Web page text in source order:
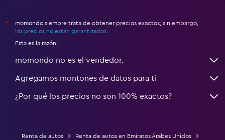
*
momondo siempre trata de obtener precios exactos, sin embargo,
los precios no están garantizados.
Esta es la razón:
momondo no es el vendedor.
Agregamos montones de datos para ti
¿Por qué los precios no son 100% exactos?
Renta de autos
Renta de autos en Emiratos Árabes Unidos